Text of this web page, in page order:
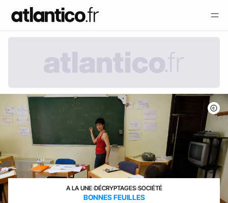
A LA UNE›DÉCRYPTAGES›SOCIÉTÉ
BONNES FEUILLES